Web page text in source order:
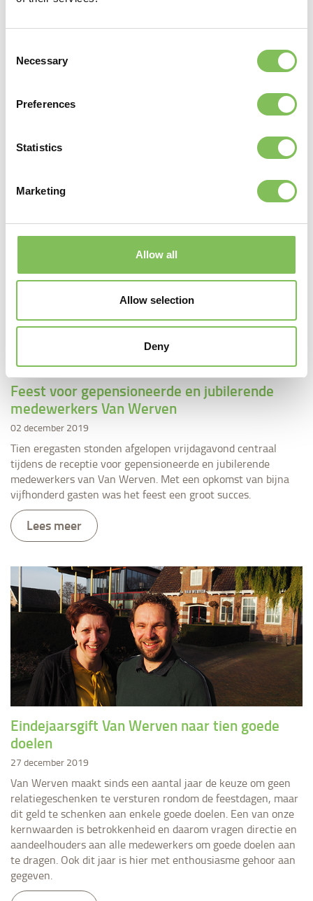
Selection
Necessary
Preferences
Statistics
Marketing
Allow all
Allow selection
Deny
Van Werven wenst Arma Keukens en Sanitair een succesvolle
Feest voor gepensioneerde en jubilerende
medewerkers Van Werven
02 december 2019
Tien eregasten stonden afgelopen vrijdagavond centraal
tijdens de receptie voor gepensioneerde en jubilerende
medewerkers van Van Werven. Met een opkomst van bijna
vijfhonderd gasten was het feest een groot succes.
Lees meer
Eindejaarsgift Van Werven naar tien goede
doelen
27 december 2019
Van Werven maakt sinds een aantal jaar de keuze om geen
relatiegeschenken te versturen rondom de feestdagen, maar
dit geld te schenken aan enkele goede doelen. Een van onze
kernwaarden is betrokkenheid en daarom vragen directie en
aandeelhouders aan alle medewerkers om goede doelen aan
te dragen. Ook dit jaar is hier met enthousiasme gehoor aan
gegeven.